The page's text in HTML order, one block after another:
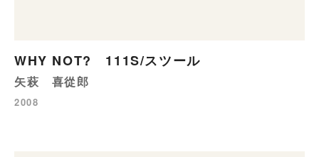
WHY NOT? 111S/スツール
矢萩 喜從郎
2008